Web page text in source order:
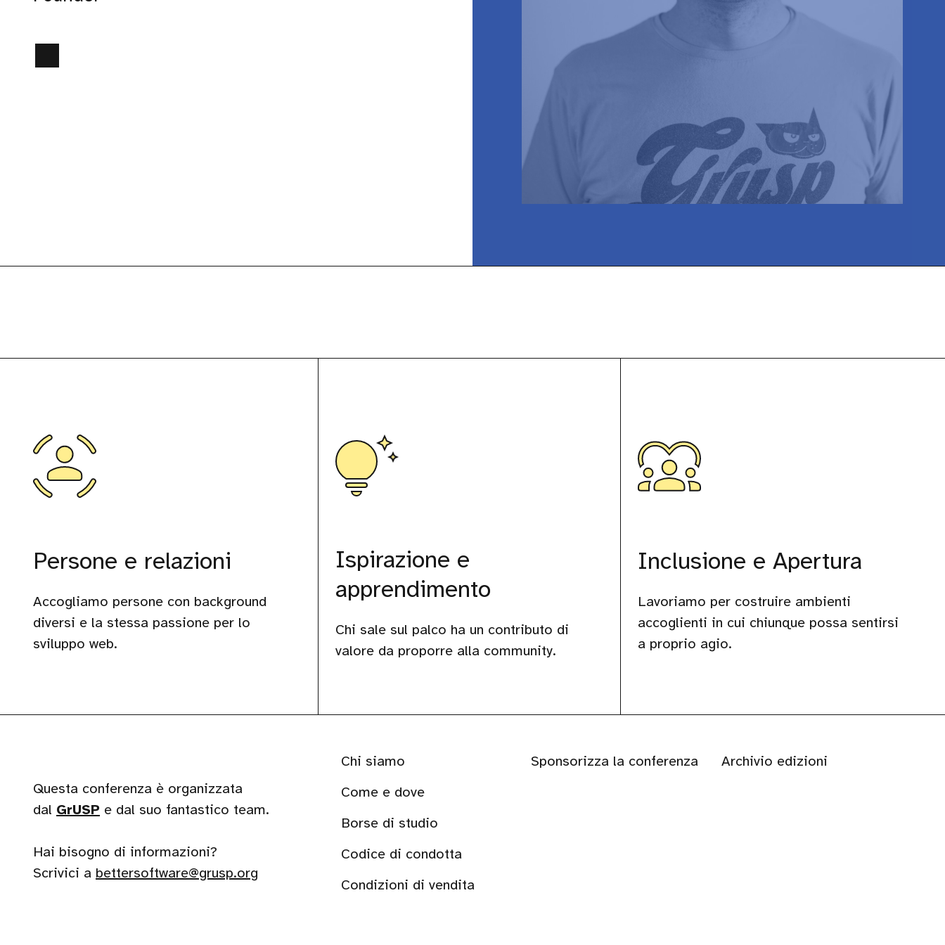
Persone e relazioni
Accogliamo persone con background
diversi e la stessa passione per lo
sviluppo web.
Ispirazione e
apprendimento
Chi sale sul palco ha un contributo di
valore da proporre alla community.
Inclusione e Apertura
Lavoriamo per costruire ambienti
accoglienti in cui chiunque possa sentirsi
a proprio agio.
Questa conferenza è organizzata
dal GrUSP e dal suo fantastico team.
Hai bisogno di informazioni?
Scrivici a bettersoftware@grusp.org
Chi siamo
Come e dove
Borse di studio
Codice di condotta
Condizioni di vendita
Sponsorizza la conferenza Archivio edizioni